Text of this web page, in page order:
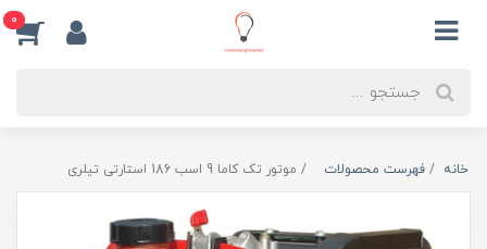
0
خانه فهرست محصولات موتور تک کاما 9 اسب 186 استارتی تیلری